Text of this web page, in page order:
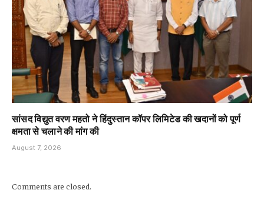
सांसद विद्युत वरण महतो ने हिंदुस्तान कॉपर लिमिटेड की खदानों को पूर्ण
क्षमता से चलाने की मांग की
August 7, 2026
Comments are closed.